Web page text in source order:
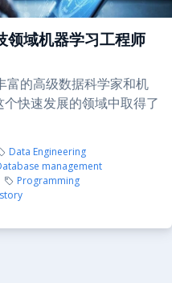
领域机器学习工程师
的高级数据科学家和机
快速发展的领域中取得了
Data Engineering
management
Programming